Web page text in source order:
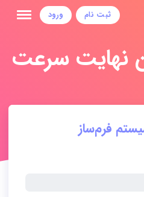
ثبت نام ورود
نهایت سرعت
فرم‌ساز